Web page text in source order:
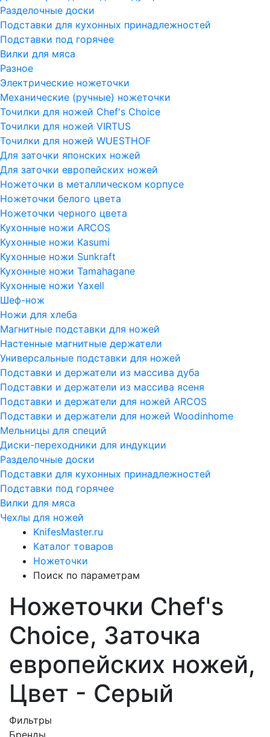
Разделочные доски
Подставки для кухонных принадлежностей
Подставки под горячее
Вилки для мяса
Разное
Электрические ножеточки
Механические (ручные) ножеточки
Точилки для ножей Chef's Choice
Точилки для ножей VIRTUS
Точилки для ножей WUESTHOF
Для заточки японских ножей
Для заточки европейских ножей
Ножеточки в металлическом корпусе
Ножеточки белого цвета
Ножеточки черного цвета
Кухонные ножи ARCOS
Кухонные ножи Kasumi
Кухонные ножи Sunkraft
Кухонные ножи Tamahagane
Кухонные ножи Yaxell
Шеф-нож
Ножи для хлеба
Магнитные подставки для ножей
Настенные магнитные держатели
Универсальные подставки для ножей
Подставки и держатели из массива дуба
Подставки и держатели из массива ясеня
Подставки и держатели для ножей ARCOS
Подставки и держатели для ножей Woodinhome
Мельницы для специй
Диски-переходники для индукции
Разделочные доски
Подставки для кухонных принадлежностей
Подставки под горячее
Вилки для мяса
Чехлы для ножей
KnifesMaster.ru
Каталог товаров
Ножеточки
Поиск по параметрам
Ножеточки Chef's
Choice, Заточка
европейских ножей,
Цвет - Серый
Фильтры
Бренды